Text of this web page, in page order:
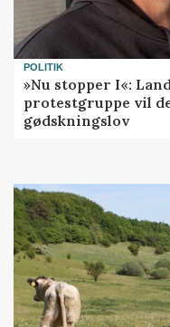
POLITIK
»Nu stopper I«:
protestgruppe vil
gødskningslov